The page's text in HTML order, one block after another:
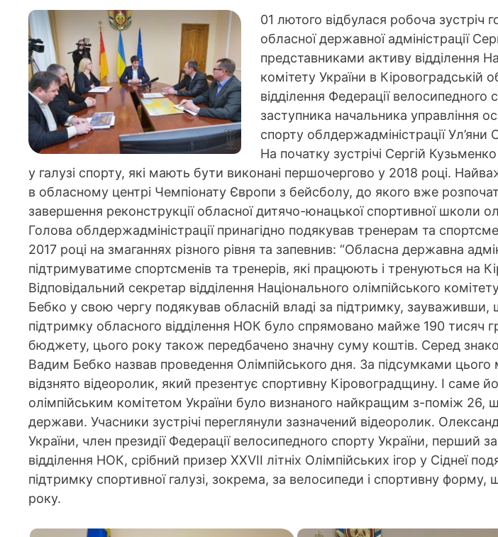
01 лютого відбулася робоча зустріч
обласної державної адміністрації
представниками активу відділення
комітету України в Кіровоградській
відділення Федерації велосипедного
заступника начальника управління
спорту облдержадміністрації Ул’яни
На початку зустрічі Сергій
у галузі спорту, які мають бути виконані першочергово у 2018 році.
в обласному центрі Чемпіонату Європи з бейсболу, до якого вже
завершення реконструкції обласної дитячо-юнацької спортивної школи
Голова облдержадміністрації принагідно подякував тренерам та
2017 році на змаганнях різного рівня та запевнив: “Обласна державна
підтримуватиме спортсменів та тренерів, які працюють і тренуються на
Відповідальний секретар відділення Національного олімпійського
Бебко у свою чергу подякував обласній владі за підтримку,
підтримку обласного відділення НОК було спрямовано майже 190 тисяч
бюджету, цього року також передбачено значну суму коштів. Серед
Вадим Бебко назвав проведення Олімпійського дня. За підсумками
відзнято відеоролик, який презентує спортивну Кіровоградщину. І саме
олімпійським комітетом України було визнаного найкращим з-поміж 26,
держави. Учасники зустрічі переглянули зазначений відеоролик.
України, член президії Федерації велосипедного спорту України, перший
відділення НОК, срібний призер ХХVІІ літніх Олімпійських ігор у Сіднеї
підтримку спортивної галузі, зокрема, за велосипеди і спортивну
року.